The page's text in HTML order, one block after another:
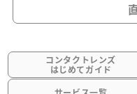
コンタクトレンズ
はじめてガイド